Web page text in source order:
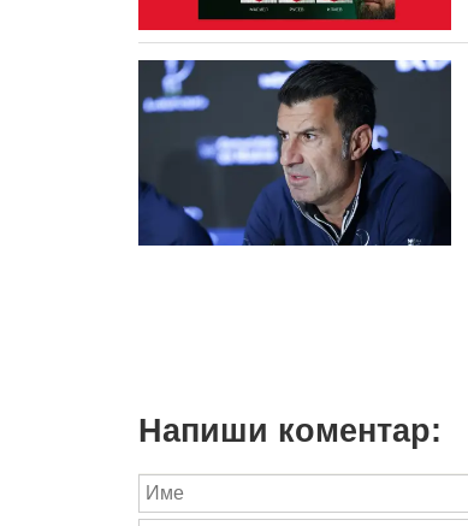
Напиши коментар: